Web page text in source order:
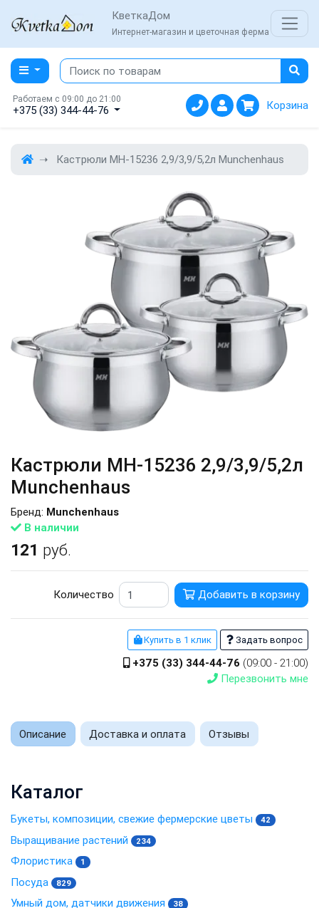
КветкаДом
Интернет-магазин и цветочная ферма
Работаем с 09:00 до 21:00
+375 (33) 344-44-76 Корзина
Кастрюли MH-15236 2,9/3,9/5,2л Munchenhaus
Кастрюли MH-15236 2,9/3,9/5,2л
Munchenhaus
В наличии
Бренд: Munchenhaus
121 руб.
Количество Добавить в корзину
Купить в 1 клик Задать вопрос
+375 (33) 344-44-76 (09:00 - 21:00)
Перезвонить мне
Описание Доставка и оплата Отзывы
Каталог
Букеты, композиции, свежие фермерские цветы 42
Выращивание растений 234
Флористика 1
Посуда 829
Умный дом, датчики движения 38